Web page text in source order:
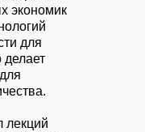
экономик
для
делает
лекций